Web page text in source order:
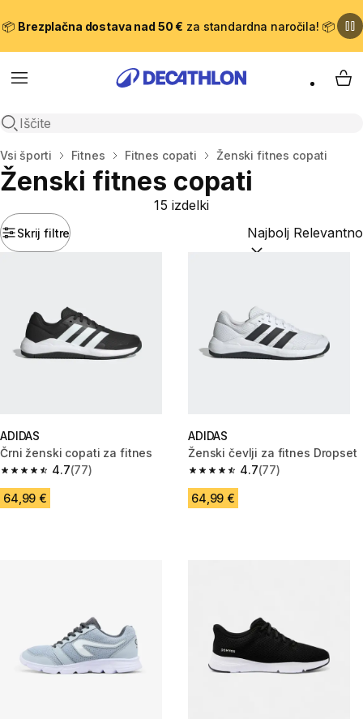
📦 Brezplačna dostava nad 50 € za standardna naročila! 📦
Meni
Odpri iskanje
Domov
Vsi športi Fitnes Fitnes copati Ženski fitnes copati
Ženski fitnes copati
Skrij filtre
15 izdelki
Razvrsti po:
ADIDAS
Črni ženski copati za fitnes
4.7
4.7 od 5 zvezdic from 77 ocene
(77)
64,99 €
ADIDAS
Ženski čevlji za fitnes Dropset
4.7
4.7 od 5 zvezdic from 77 ocene
(77)
64,99 €